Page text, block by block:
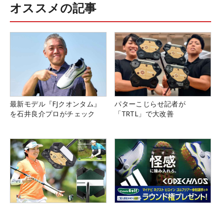
オススメの記事
最新モデル『FJクオンタム』
を石井良介プロがチェック
パターこじらせ記者が
「TRTL」で大改善